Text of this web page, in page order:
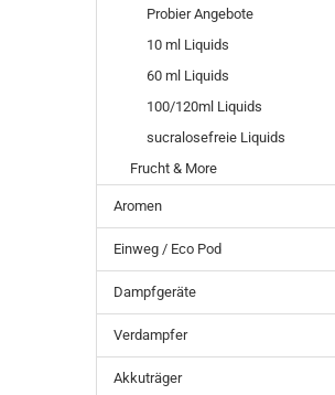
Probier Angebote
10 ml Liquids
60 ml Liquids
100/120ml Liquids
sucralosefreie Liquids
Frucht & More
Aromen
Einweg / Eco Pod
Dampfgeräte
Verdampfer
Akkuträger